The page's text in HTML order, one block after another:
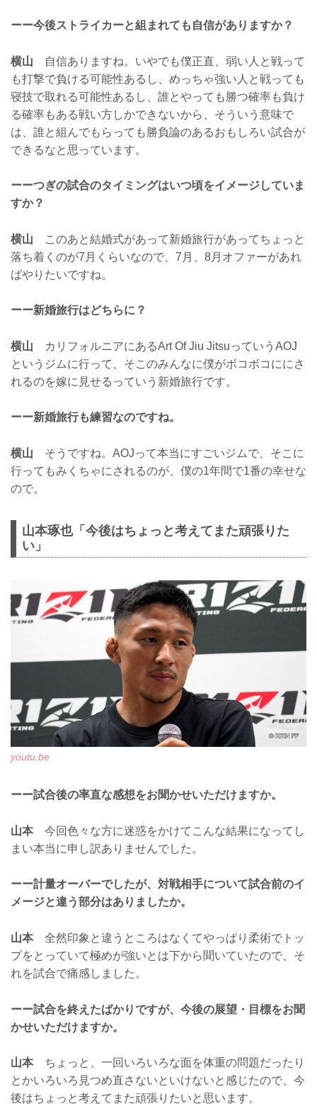
ーー今後ストライカーと組まれても自信がありますか？
横山 自信ありますね。いやでも僕正直、弱い人と戦って
も打撃で負ける可能性あるし、めっちゃ強い人と戦っても
寝技で取れる可能性あるし、誰とやっても勝つ確率も負け
る確率もある戦い方しかできないから、そういう意味で
は、誰と組んでもらっても勝負論のあるおもしろい試合が
できるなと思っています。
ーーつぎの試合のタイミングはいつ頃をイメージしていま
すか？
横山 このあと結婚式があって新婚旅行があってちょっと
落ち着くのが7月くらいなので、7月、8月オファーがあれ
ばやりたいですね。
ーー新婚旅行はどちらに？
横山 カリフォルニアにあるArt Of Jiu JitsuっていうAOJ
というジムに行って、そこのみんなに僕がボコボコににさ
れるのを嫁に見せるっていう新婚旅行です。
ーー新婚旅行も練習なのですね。
横山 そうですね。AOJって本当にすごいジムで、そこに
行ってもみくちゃにされるのが、僕の1年間で1番の幸せな
ので。
山本琢也「今後はちょっと考えてまた頑張りた
い」
youtu.be
ーー試合後の率直な感想をお聞かせいただけますか。
山本今回色々な方に迷惑をかけてこんな結果になってし
まい本当に申し訳ありませんでした。
ーー計量オーバーでしたが、対戦相手について試合前のイ
メージと違う部分はありましたか。
山本全然印象と違うところはなくてやっぱり柔術でトッ
プをとっていて極めが強いとは下から聞いていたので、そ
れを試合で痛感しました。
ーー試合を終えたばかりですが、今後の展望・目標をお聞
かせいただけますか。
山本ちょっと、一回いろいろな面を体重の問題だったり
とかいろいろ見つめ直さないといけないと感じたので、今
後はちょっと考えてまた頑張りたいと思います。